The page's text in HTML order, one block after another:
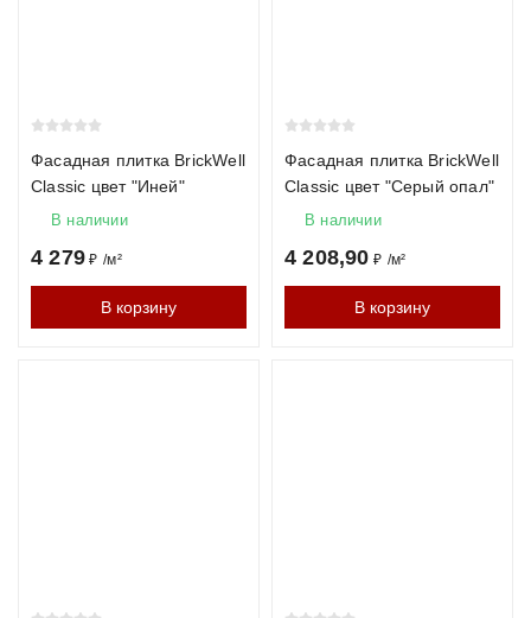
Фасадная плитка BrickWell
Classic цвет "Иней"
В наличии
4 279 ₽ /м²
В корзину
Фасадная плитка BrickWell
Classic цвет "Серый опал"
В наличии
4 208,90 ₽ /м²
В корзину